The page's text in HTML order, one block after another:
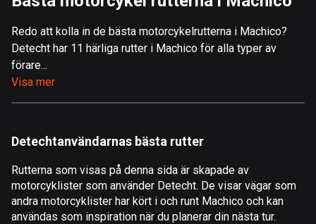
9 rutter
182 rutter
Algeriet
175 rutter
Amerikanska Jungfruöarna
Redo att kolla in de bästa motorcykelrutterna i Machico?
Detecht har 11 härliga rutter i Machico för alla typer av
förare...
Visa mer
Detechtanvändarnas bästa rutter
Rutterna som visas på denna sida är skapade av
motorcyklister som använder Detecht. De visar vägar som
andra motorcyklister har kört i och runt Machico och kan
användas som inspiration när du planerar din nästa tur.